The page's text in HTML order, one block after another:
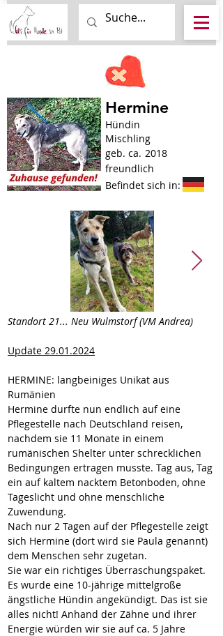
Hermine
Hündin
Mischling
geb. ca. 2018
freundlich
Befindet sich in:
Standort 21... Neu Wulmstorf (VM Andrea)
Update 29.01.2024
HERMINE: langbeiniges Unikat aus
Rumänien
Hermine durfte nun endlich auf eine
Pflegestelle nach Deutschland reisen,
nachdem sie 11 Monate in einem
rumänischen Shelter unter schrecklichen
Bedingungen ertragen musste. Tag aus, Tag
ein auf kaltem nacktem Betonboden, ohne
Tageslicht und ohne menschliche
Zuwendung.
Nach nur 2 Tagen auf der Pflegestelle zeigt
sich Hermine (dort wird sie Paula genannt)
dem Menschen sehr zugetan.
Sie war ein richtiges Überraschungspaket.
Es wurde eine 10-jährige mittelgroße
ängstliche Hündin angekündigt. Das ist sie
alles nicht! Anhand der Zähne und ihrer
Energie würden wir sie auf ca. 5 Jahre